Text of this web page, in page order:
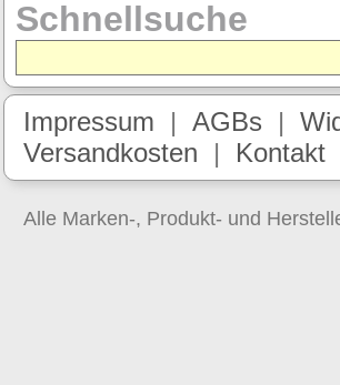
Schnellsuche
Impressum | AGBs |
Versandkosten
| Kontakt
Alle Marken-, Produkt- und